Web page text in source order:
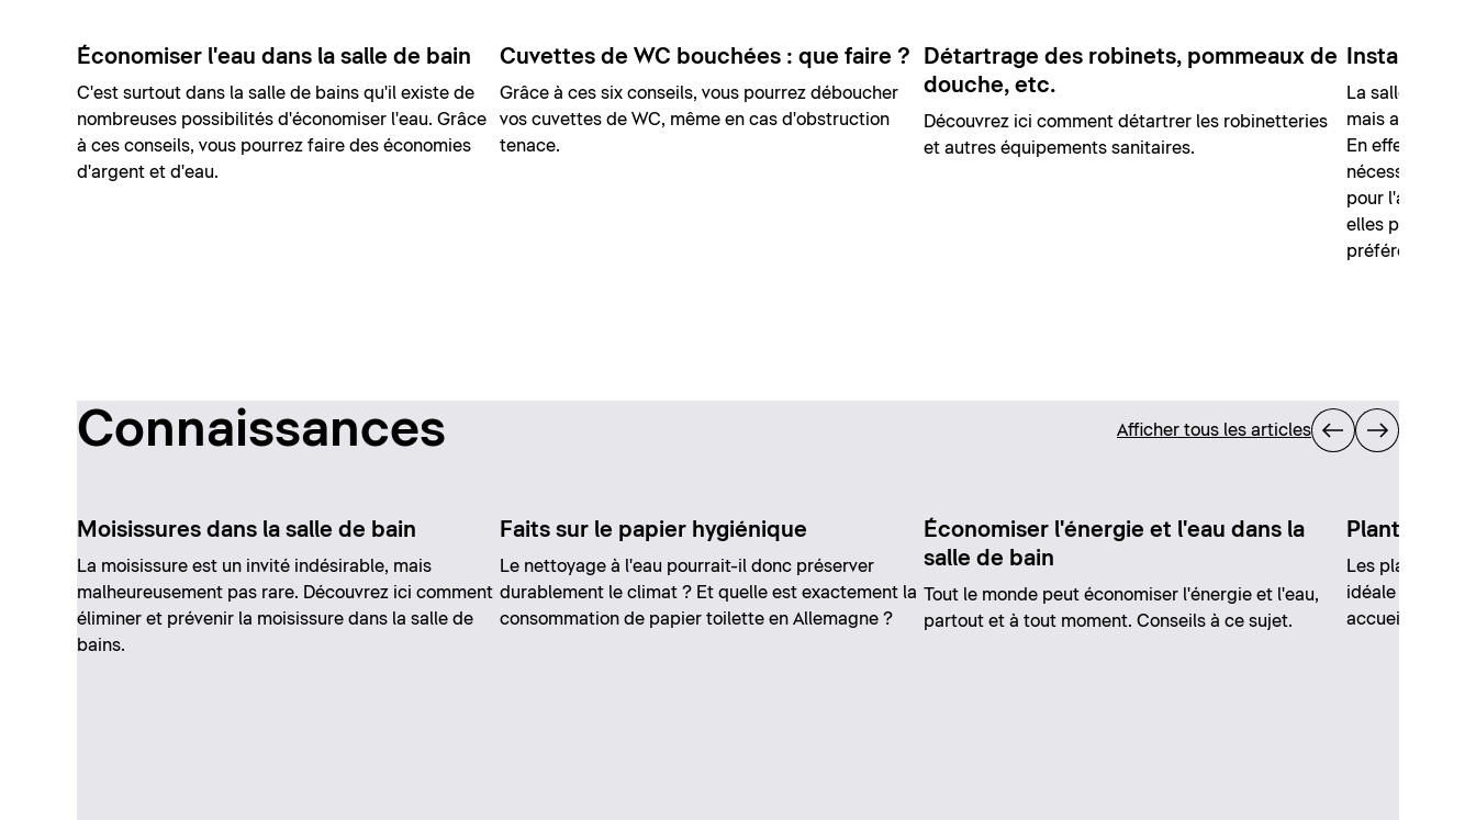
Économiser l'eau dans la salle de bain
C'est surtout dans la salle de bains qu'il existe de
nombreuses possibilités d'économiser l'eau. Grâce
à ces conseils, vous pourrez faire des économies
d'argent et d'eau.
Cuvettes de WC bouchées : que faire ?
Grâce à ces six conseils, vous pourrez déboucher
vos cuvettes de WC, même en cas d'obstruction
tenace.
Détartrage des robinets, pommeaux de
douche, etc.
Découvrez ici comment détartrer les robinetteries
et autres équipements sanitaires.
Installer un
La salle de
mais aussi une
En effet, les
nécessitent
pour
elles peuvent
préférées.
Connaissances Afficher tous les articles
Moisissures dans la salle de bain
La moisissure est un invité indésirable, mais
malheureusement pas rare. Découvrez ici comment
éliminer et prévenir la moisissure dans la salle de
bains.
Faits sur le papier hygiénique
Le nettoyage à l'eau pourrait-il donc préserver
durablement le climat ? Et quelle est exactement la
consommation de papier toilette en Allemagne ?
Économiser l'énergie et l'eau dans la
salle de bain
Tout le monde peut économiser l'énergie et l'eau,
partout et à tout moment. Conseils à ce sujet.
Plantes
Les plantes
idéale pour
accueillante.